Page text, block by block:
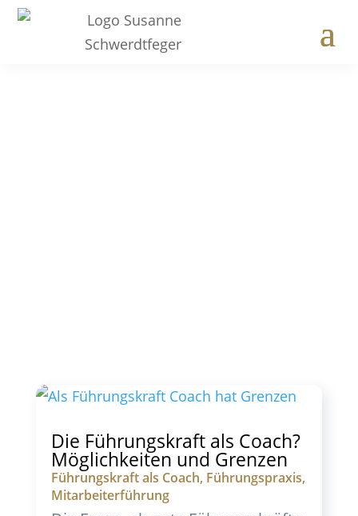
Die Führungskraft als Coach?
Möglichkeiten und Grenzen
Führungskraft als Coach, Führungspraxis,
Mitarbeiterführung